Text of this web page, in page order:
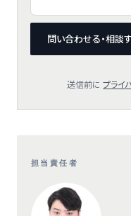
問い合わせる・相談
送信前に プライ
担当責任者